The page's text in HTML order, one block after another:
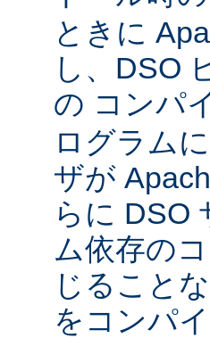
ときに
し、DSO
の コンパ
ログラム
ザが
らに DSO
ム依存の
じること
をコンパ